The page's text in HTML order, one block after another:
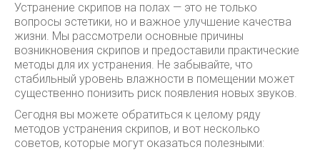
Устранение скрипов на полах — это не только
вопросы эстетики, но и важное улучшение качества
жизни. Мы рассмотрели основные причины
возникновения скрипов и предоставили практические
методы для их устранения. Не забывайте, что
стабильный уровень влажности в помещении может
существенно понизить риск появления новых звуков.
Сегодня вы можете обратиться к целому ряду
методов устранения скрипов, и вот несколько
советов, которые могут оказаться полезными: